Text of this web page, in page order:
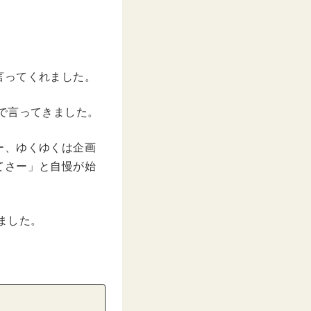
てくれました。
ってきました。
、ゆくゆくは企画
さー」と自慢が始
た。